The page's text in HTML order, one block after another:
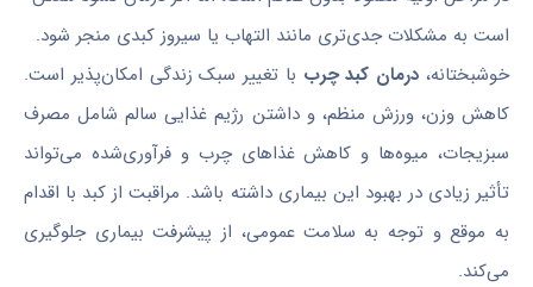
است به مشکلات جدی‌تری مانند التهاب یا سیروز کبدی منجر شود.
خوشبختانه، درمان کبد چرب با تغییر سبک زندگی امکان‌پذیر است.
کاهش وزن، ورزش منظم، و داشتن رژیم غذایی سالم شامل مصرف
سبزیجات، میوه‌ها و کاهش غذاهای چرب و فرآوری‌شده می‌تواند
تأثیر زیادی در بهبود این بیماری داشته باشد. مراقبت از کبد با اقدام
به موقع و توجه به سلامت عمومی، از پیشرفت بیماری جلوگیری
می‌کند.